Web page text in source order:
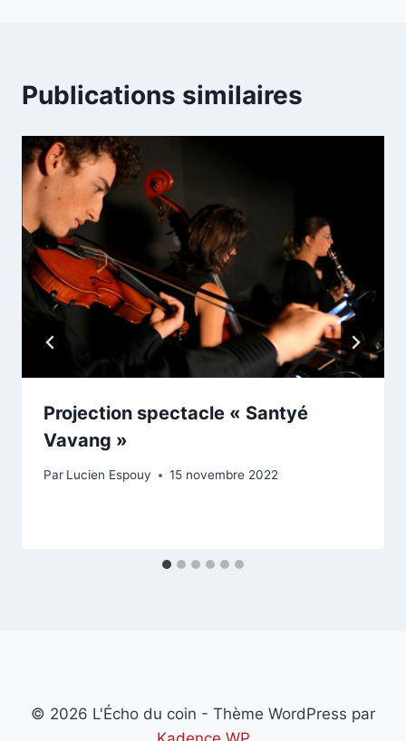
Publications similaires
Projection spectacle « Santyé
Vavang »
Par Lucien Espouy 15 novembre 2022
© 2026 L'Écho du coin - Thème WordPress par